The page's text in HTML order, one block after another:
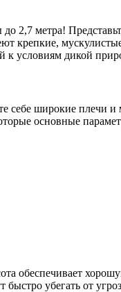
метра!
крепкие,
к условиям дикой
себе широкие
основные
обеспечивает
убегать от